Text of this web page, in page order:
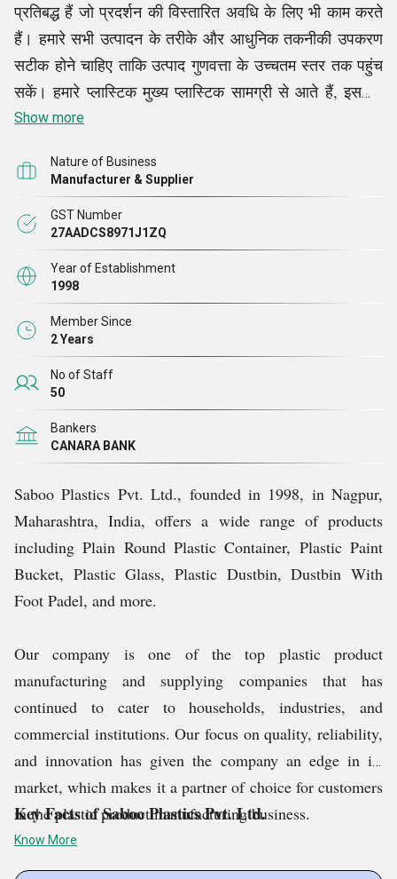
प्रतिबद्ध हैं जो प्रदर्शन की विस्तारित अवधि के लिए भी काम करते
हैं। हमारे सभी उत्पादन के तरीके और आधुनिक तकनीकी उपकरण
सटीक होने चाहिए ताकि उत्पाद गुणवत्ता के उच्चतम स्तर तक पहुंच
सकें। हमारे प्लास्टिक मुख्य प्लास्टिक सामग्री से आते हैं, इसलिए
हमारे प्लास्टिक मज़बूत होते हैं, उपयोग के लिए सुरक्षित होते हैं, और
Show more
Nature of Business
Manufacturer & Supplier
GST Number
27AADCS8971J1ZQ
Year of Establishment
1998
Member Since
2 Years
No of Staff
50
Bankers
CANARA BANK
Saboo Plastics Pvt. Ltd., founded in 1998, in Nagpur,
Maharashtra, India, offers a wide range of products
including Plain Round Plastic Container, Plastic Paint
Bucket, Plastic Glass, Plastic Dustbin, Dustbin With
Foot Padel, and more.
Our company is one of the top plastic product
manufacturing and supplying companies that has
continued to cater to households, industries, and
commercial institutions. Our focus on quality, reliability,
and innovation has given the company an edge in its
market, which makes it a partner of choice for customers
in the plastic product manufacturing business.
Key Facts of Saboo Plastics Pvt. Ltd.
Know More